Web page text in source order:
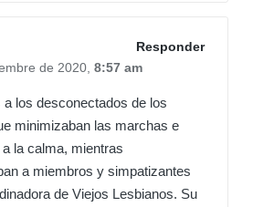
Responder
de 2020, 8:57 am
a los desconectados de los
minimizaban las marchas e
la calma, mientras
a miembros y simpatizantes
de Viejos Lesbianos. Su